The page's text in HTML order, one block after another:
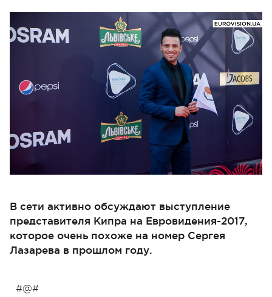
В сети активно обсуждают выступление
представителя Кипра на Евровидения-2017,
которое очень похоже на номер Сергея
Лазарева в прошлом году.
#@#